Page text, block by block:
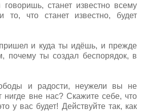
станет известно всему
что станет известно, будет
и куда ты идёшь, и прежде
почему ты создал беспорядок, в
и радости, неужели вы не
нигде вне нас? Скажите себе, что
у вас будет! Действуйте так, как